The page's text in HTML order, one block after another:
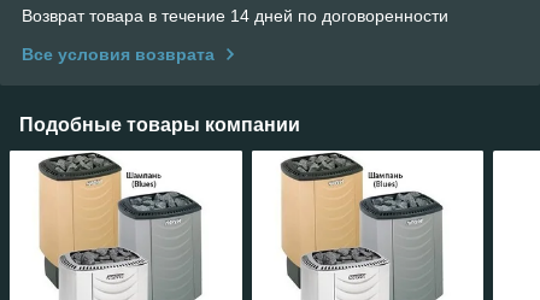
Возврат товара в течение 14 дней по договоренности
Все условия возврата
Подобные товары компании